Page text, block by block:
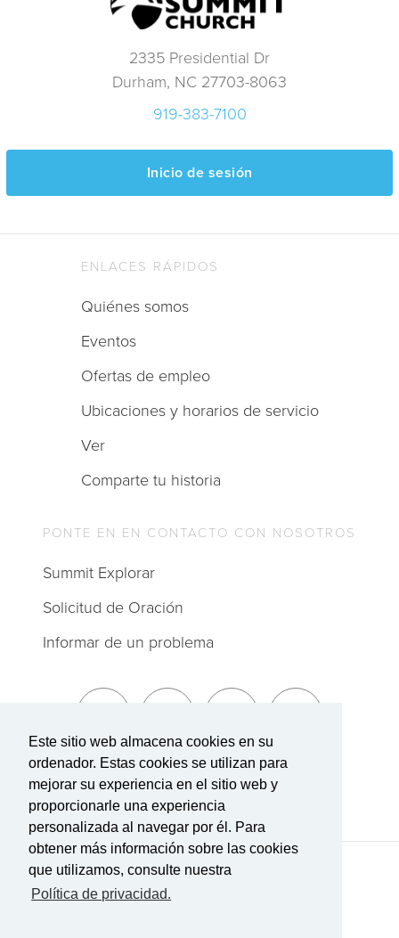
Este sitio web almacena cookies en su
ordenador. Estas cookies se utilizan para
mejorar su experiencia en el sitio web y
proporcionarle una experiencia
personalizada al navegar por él. Para
obtener más información sobre las cookies
que utilizamos, consulte nuestra
Política de privacidad.
2335 Presidential Dr
Durham, NC 27703-8063
919-383-7100
Inicio de sesión
Suscríbete a The Summit
ENLACES RÁPIDOS
Quiénes somos
Eventos
Ofertas de empleo
Ubicaciones y horarios de servicio
Ver
Comparte tu historia
PONTE EN EN CONTACTO CON NOSOTROS
Summit Explorar
Solicitud de Oración
Informar de un problema
Términos de Servicio|Política de privacidad
Transparencia en la cobertura